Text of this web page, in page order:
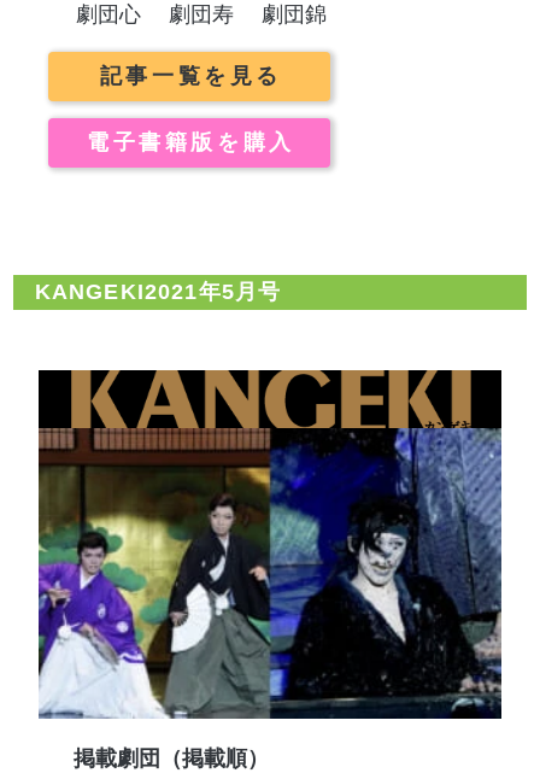
劇団心
劇団寿 劇団錦
記事一覧を見る
電子書籍版を購入
KANGEKI2021年5月号
掲載劇団（掲載順）